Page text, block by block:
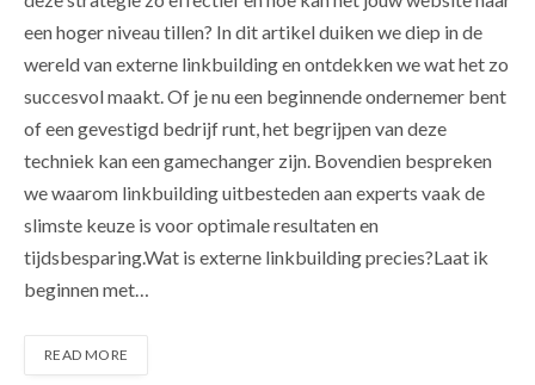
een hoger niveau tillen? In dit artikel duiken we diep in de
wereld van externe linkbuilding en ontdekken we wat het zo
succesvol maakt. Of je nu een beginnende ondernemer bent
of een gevestigd bedrijf runt, het begrijpen van deze
techniek kan een gamechanger zijn. Bovendien bespreken
we waarom linkbuilding uitbesteden aan experts vaak de
slimste keuze is voor optimale resultaten en
tijdsbesparing.Wat is externe linkbuilding precies?Laat ik
beginnen met…
READ MORE